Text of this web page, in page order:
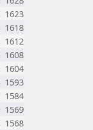
1623
1618
1612
1608
1604
1593
1584
1569
1568